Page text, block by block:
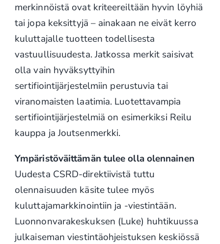
merkinnöistä ovat kriteereiltään hyvin löyhiä
tai jopa keksittyjä – ainakaan ne eivät kerro
kuluttajalle tuotteen todellisesta
vastuullisuudesta. Jatkossa merkit saisivat
olla vain hyväksyttyihin
sertifiointijärjestelmiin perustuvia tai
viranomaisten laatimia. Luotettavampia
sertifiointijärjestelmiä on esimerkiksi Reilu
kauppa ja Joutsenmerkki.
Ympäristöväittämän tulee olla olennainen
Uudesta CSRD-direktiivistä tuttu
olennaisuuden käsite tulee myös
kuluttajamarkkinointiin ja -viestintään.
Luonnonvarakeskuksen (Luke) huhtikuussa
julkaiseman viestintäohjeistuksen keskiössä